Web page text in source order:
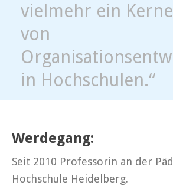
vielmehr ein
von
in Hochschulen.“
Werdegang:
Seit 2010 Professorin an der
Hochschule Heidelberg.